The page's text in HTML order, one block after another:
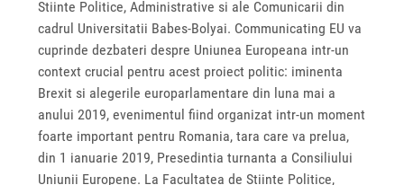
Stiinte Politice, Administrative si ale Comunicarii din
cadrul Universitatii Babes-Bolyai. Communicating EU va
cuprinde dezbateri despre Uniunea Europeana intr-un
context crucial pentru acest proiect politic: iminenta
Brexit si alegerile europarlamentare din luna mai a
anului 2019, evenimentul fiind organizat intr-un moment
foarte important pentru Romania, tara care va prelua,
din 1 ianuarie 2019, Presedintia turnanta a Consiliului
Uniunii Europene. La Facultatea de Stiinte Politice,